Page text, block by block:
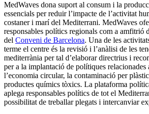
MedWaves dona suport al consum i la
essencials per reduir l’impacte de l’activitat
costaner i marí del Mediterrani. MedWaves
responsables polítics regionals com a amfitrió
del Conveni de Barcelona. Una de les
terme el centre és la revisió i l’anàlisi de les
mediterrània per tal d’elaborar directrius i
per a la implantació de polítiques relacionades
l’economia circular, la contaminació per
productes químics tòxics. La plataforma
aplega responsables polítics de tot el
possibilitat de treballar plegats i intercanviar